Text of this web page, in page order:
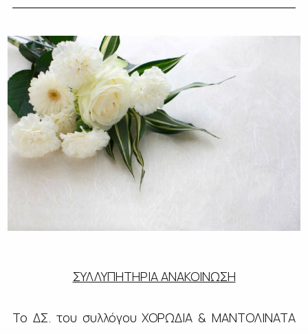
ΣΥΛΛΥΠΗΤΗΡΙΑ ΑΝΑΚΟΙΝΩΣΗ
Το ΔΣ. του συλλόγου ΧΟΡΩΔΙΑ & ΜΑΝΤΟΛΙΝΑΤΑ